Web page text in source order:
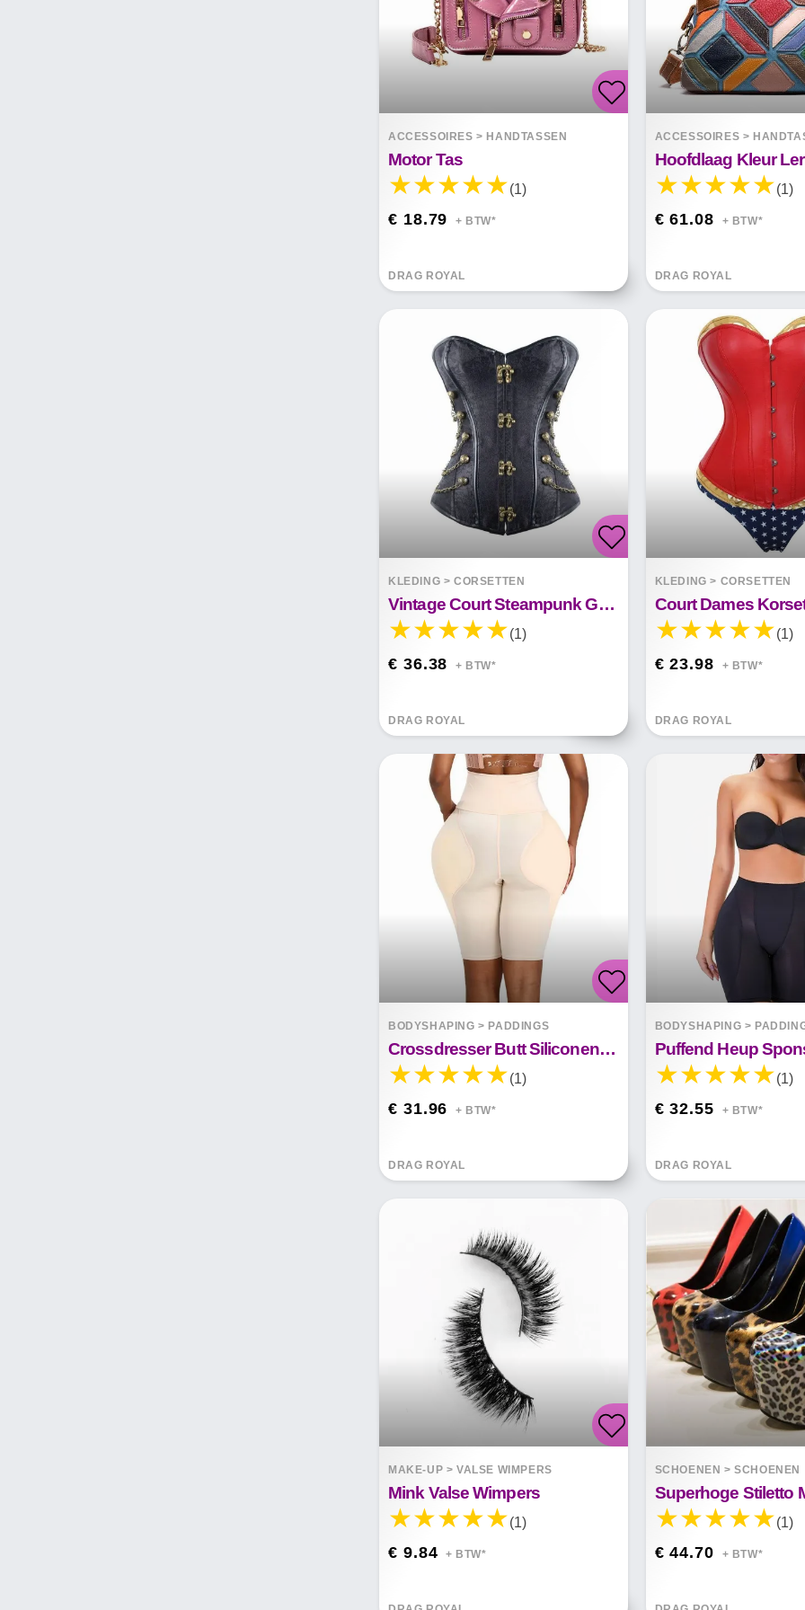
ACCESSOIRES > HANDTASSEN
Motor Tas
(1)
€ 18.79 + BTW*
DRAG ROYAL
ACCESSOIRES >
(1)
€ 61.08 + BTW*
DRAG ROYAL
KLEDING >CORSETTEN
Vintage Court Steampunk Gothic Korset
(1)
€ 36.38 + BTW*
DRAG ROYAL
KLEDING > CORSETTEN
Court Dames
(1)
€ 23.98 + BTW*
DRAG ROYAL
BODYSHAPING > PADDINGS
Crossdresser Butt Siliconen Heup Dij Up Pads Herbruikbare Enhancers Billen Booster
(1)
€ 31.96 + BTW*
DRAG ROYAL
BODYSHAPING >
Puffend Heup
(1)
€ 32.55 + BTW*
DRAG ROYAL
MAKE-UP >VALSE WIMPERS
Mink Valse Wimpers
(1)
€ 9.84 + BTW*
SCHOENEN >SCHOENEN
(1)
€ 44.70 + BTW*